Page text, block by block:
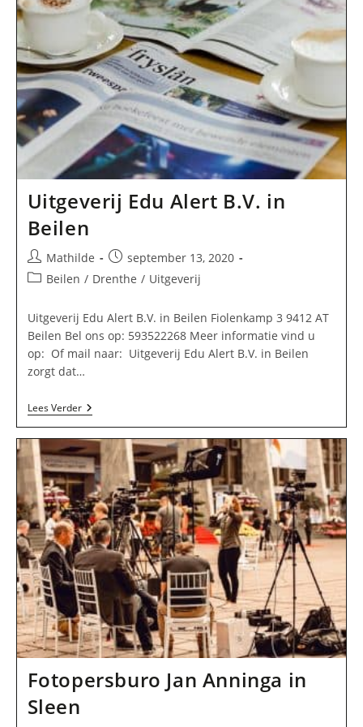
Uitgeverij Edu Alert B.V. in
Beilen
Bericht
auteur:
Mathilde
Bericht
gepubliceerd
september 13, 2020
Berichtcategorie:
Beilen / Drenthe / Uitgeverij
Uitgeverij Edu Alert B.V. in Beilen Fiolenkamp 3 9412 AT
Beilen Bel ons op: 593522268 Meer informatie vind u
op: Of mail naar: Uitgeverij Edu Alert B.V. in Beilen
zorgt dat…
Lees VerderUitgeverij
Edu
B.V.
In
Beilen
Fotopersburo Jan Anninga in
Sleen